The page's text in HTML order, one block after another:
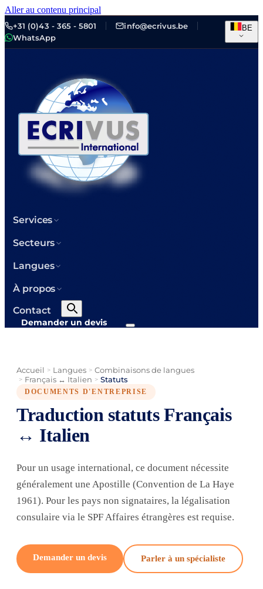
Aller au contenu principal
+31 (0)43 - 365 - 5801
info@ecrivus.be
WhatsApp
BE
Services
Secteurs
Langues
À propos
Contact
Demander un devis
Accueil > Langues > Combinaisons de langues
> Français ↔ Italien > Statuts
DOCUMENTS D'ENTREPRISE
Traduction statuts Français
↔ Italien
Pour un usage international, ce document nécessite
généralement une Apostille (Convention de La Haye
1961). Pour les pays non signataires, la légalisation
consulaire via le SPF Affaires étrangères est requise.
Demander un devis Parler à un spécialiste